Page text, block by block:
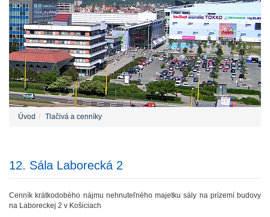
Úvod Tlačivá a cenníky
12. Sála Laborecká 2
Cenník krátkodobého nájmu nehnuteľného majetku sály na prízemí budovy
na Laboreckej 2 v Košiciach